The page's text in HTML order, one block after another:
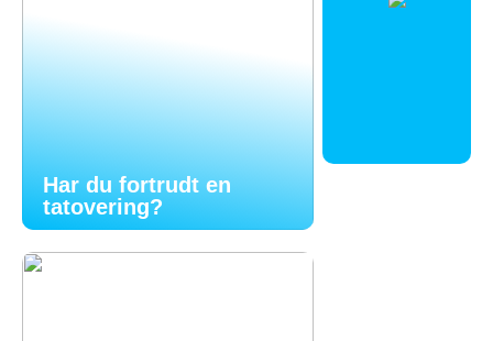
Har du fortrudt en
tatovering?